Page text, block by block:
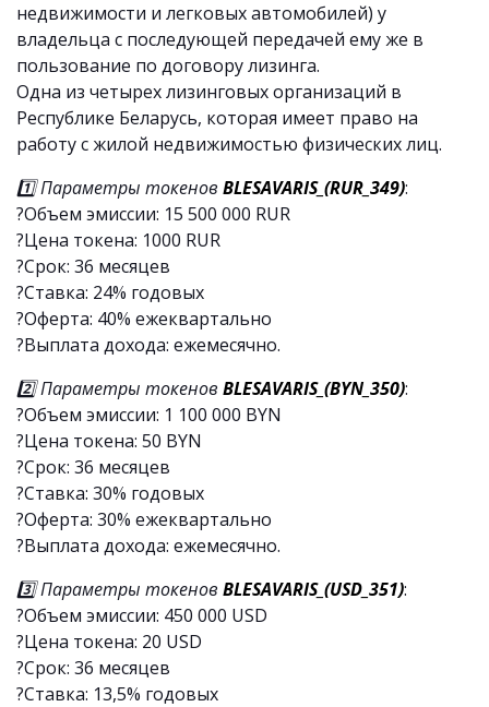
недвижимости и легковых автомобилей) у
владельца с последующей передачей ему же в
пользование по договору лизинга.
Одна из четырех лизинговых организаций в
Республике Беларусь, которая имеет право на
работу с жилой недвижимостью физических лиц.
1️⃣ Параметры токенов BLESAVARIS_(RUR_349):
?Объем эмиссии: 15 500 000 RUR
?Цена токена: 1000 RUR
?Срок: 36 месяцев
?Ставка: 24% годовых
?Оферта: 40% ежеквартально
?Выплата дохода: ежемесячно.
2️⃣ Параметры токенов BLESAVARIS_(BYN_350):
?Объем эмиссии: 1 100 000 BYN
?Цена токена: 50 BYN
?Срок: 36 месяцев
?Ставка: 30% годовых
?Оферта: 30% ежеквартально
?Выплата дохода: ежемесячно.
3️⃣ Параметры токенов BLESAVARIS_(USD_351):
?Объем эмиссии: 450 000 USD
?Цена токена: 20 USD
?Срок: 36 месяцев
?Ставка: 13,5% годовых